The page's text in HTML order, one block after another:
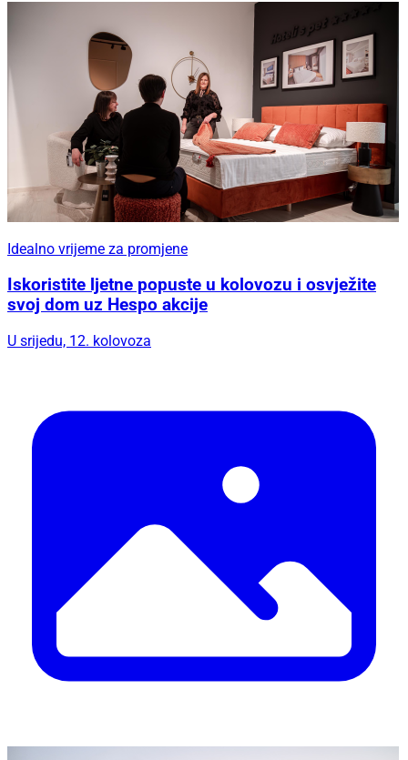
Idealno vrijeme za promjene
Iskoristite ljetne popuste u kolovozu i osvježite
svoj dom uz Hespo akcije
U srijedu, 12. kolovoza